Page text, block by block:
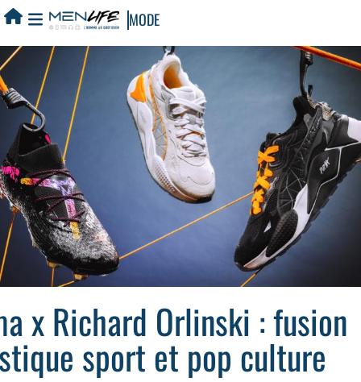
MODE
x Richard Orlinski : fusion
sport et pop culture